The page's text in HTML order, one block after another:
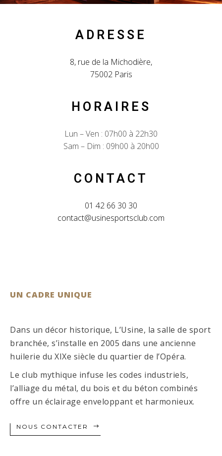
ADRESSE
8, rue de la Michodière,
75002 Paris
HORAIRES
Lun – Ven : 07h00 à 22h30
Sam – Dim : 09h00 à 20h00
CONTACT
01 42 66 30 30
contact@usinesportsclub.com
UN CADRE UNIQUE
Dans un décor historique, L’Usine, la salle de sport
branchée, s’installe en 2005 dans une ancienne
huilerie du XIXe siècle du quartier de l’Opéra.
Le club mythique infuse les codes industriels,
l’alliage du métal, du bois et du béton combinés
offre un éclairage enveloppant et harmonieux.
NOUS CONTACTER